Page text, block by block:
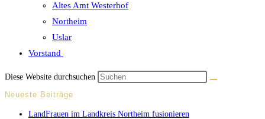
Altes Amt Westerhof
Northeim
Uslar
Vorstand
Diese Website durchsuchen
Neueste Beiträge
LandFrauen im Landkreis Northeim fusionieren